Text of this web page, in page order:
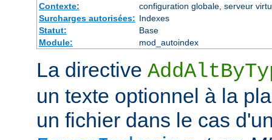
Contexte:
configuration globale, serveur
Surcharges autorisées: Indexes
Statut:
Base
Module:
mod_autoindex
La directive
un texte optionnel à la
un fichier dans le cas